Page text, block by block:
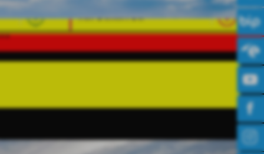
INFORMATOR